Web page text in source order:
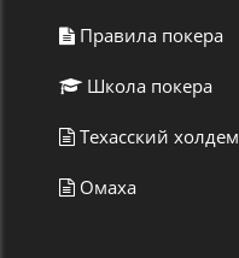
Правила покера
Школа покера
Техасский холдем
Омаха